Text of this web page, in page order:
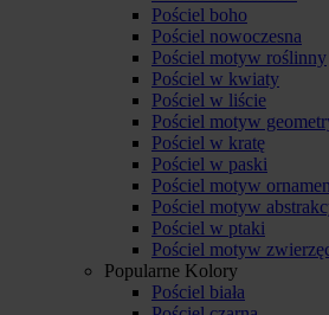
Pościel boho
Pościel nowoczesna
Pościel motyw roślinny
Pościel w kwiaty
Pościel w liście
Pościel motyw
Pościel w kratę
Pościel w paski
Pościel motyw
Pościel motyw
Pościel w ptaki
Pościel motyw
Popularne Kolory
Pościel biała